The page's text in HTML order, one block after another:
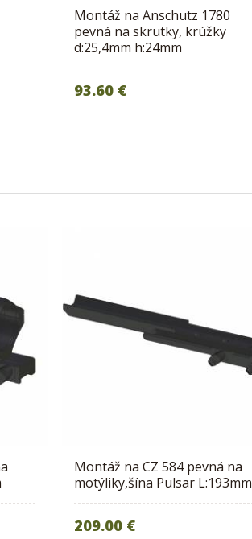
Montáž na Anschutz 1780
pevná na skrutky, krúžky
d:25,4mm h:24mm
93.60 €
Montáž na CZ 584 pevná na
motýliky,šína Pulsar L:193mm
209.00 €